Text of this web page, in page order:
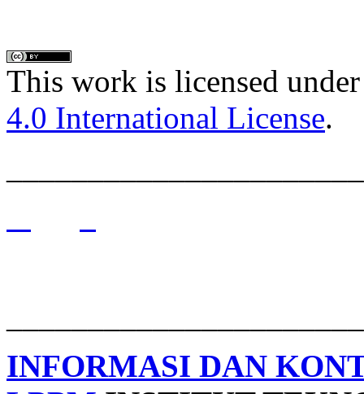
This work is licensed
4.0 International License.
INFORMASI DAN